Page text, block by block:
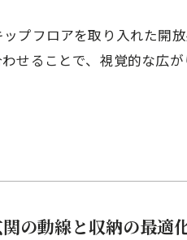
プフロアを取り入れた開
せることで、視覚的な広
の動線と収納の最適